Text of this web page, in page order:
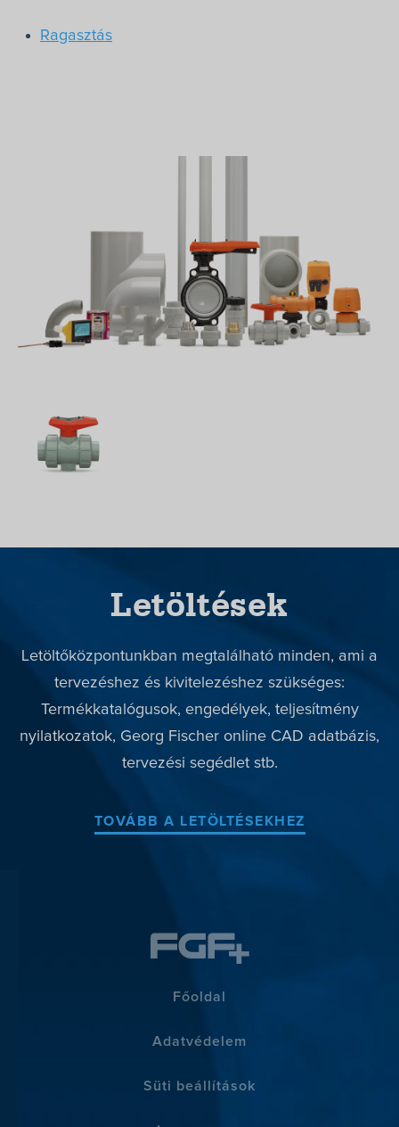
Kapcsolat
+36-1/363-6559
Ragasztás
Letöltések
Letöltőközpontunkban megtalálható minden, ami a
tervezéshez és kivitelezéshez szükséges:
Termékkatalógusok, engedélyek, teljesítmény
nyilatkozatok, Georg Fischer online CAD adatbázis,
tervezési segédlet stb.
TOVÁBB A LETÖLTÉSEKHEZ
Főoldal
Adatvédelem
Süti beállítások